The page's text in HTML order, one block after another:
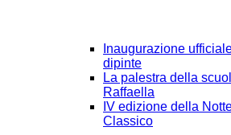
Inaugurazione
dipinte
La palestra della
Raffaella
IV edizione della
Classico